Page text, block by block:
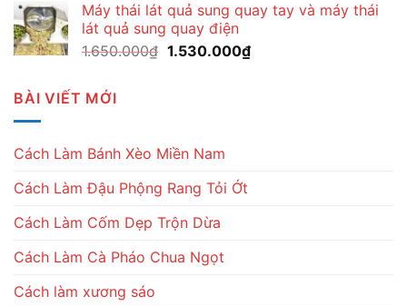
là:
1.650.000₫.
tại
1.490.000₫.
Máy thái lát quả sung quay tay và máy thái
lát quả sung quay điện
1.650.000₫ Giá
1.530.000₫Giá
BÀI VIẾT MỚI
Cách Làm Bánh Xèo Miền Nam
Cách Làm Đậu Phộng Rang Tỏi Ớt
Cách Làm Cốm Dẹp Trộn Dừa
Cách Làm Cà Pháo Chua Ngọt
Cách làm xương sáo